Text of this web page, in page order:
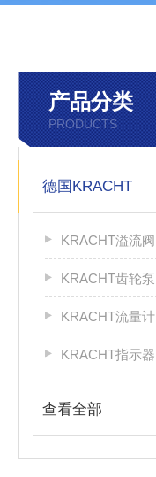
产品分类
PRODUCTS
德国KRACHT
KRACHT溢流阀
KRACHT齿轮泵
KRACHT流量计
KRACHT指示器
查看全部